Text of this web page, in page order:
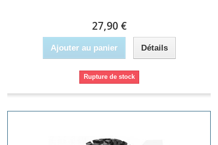
27,90 €
Ajouter au panier Détails
Rupture de stock